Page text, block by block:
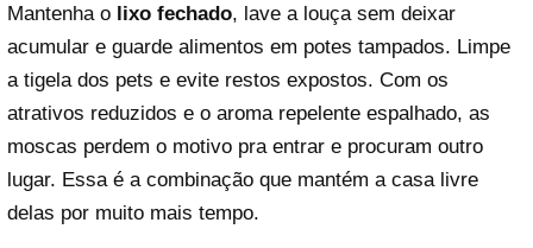
Mantenha o lixo fechado, lave a louça sem deixar
acumular e guarde alimentos em potes tampados. Limpe
a tigela dos pets e evite restos expostos. Com os
atrativos reduzidos e o aroma repelente espalhado, as
moscas perdem o motivo pra entrar e procuram outro
lugar. Essa é a combinação que mantém a casa livre
delas por muito mais tempo.